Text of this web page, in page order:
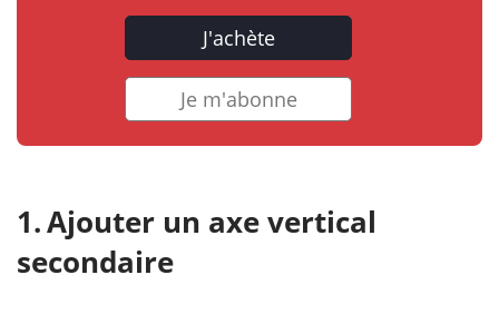
J'achète
Je m'abonne
Ajouter un axe vertical
secondaire